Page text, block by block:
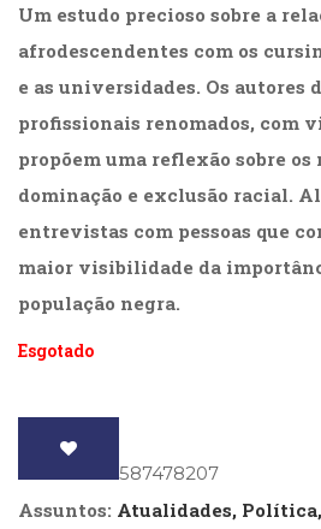
Fisioterapia
(47)
(54)
Gestalt-
(93)
Jornalismo
(57)
(66)
Literatura
(11)
Ensaios
(69)
de
Um estudo precioso sobre a
afrodescendentes com os
e as universidades. Os autores
profissionais renomados, com
propõem uma reflexão sobre os
dominação e exclusão racial.
entrevistas com pessoas que
maior visibilidade da
população negra.
Esgotado
: 9788587478207
Assuntos: Atualidades,